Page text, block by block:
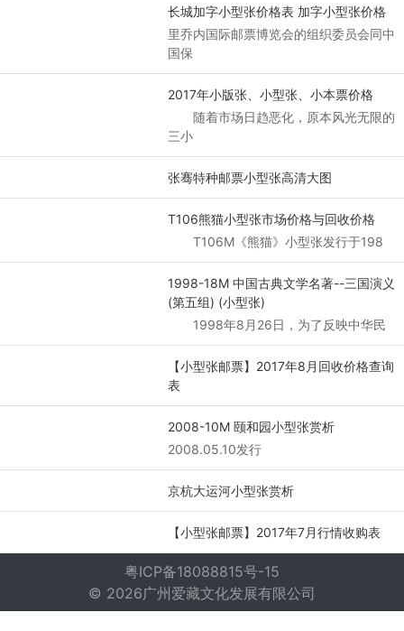
长城加字小型张价格表 加字小型张价格
里乔内国际邮票博览会的组织委员会同中
国保
2017年小版张、小型张、小本票价格
随着市场日趋恶化，原本风光无限的
三小
张骞特种邮票小型张高清大图
T106熊猫小型张市场价格与回收价格
T106M《熊猫》小型张发行于198
1998-18M 中国古典文学名著--三国演义
(第五组) (小型张)
1998年8月26日，为了反映中华民
【小型张邮票】2017年8月回收价格查询
表
2008-10M 颐和园小型张赏析
2008.05.10发行
京杭大运河小型张赏析
【小型张邮票】2017年7月行情收购表
粤ICP备18088815号-15
© 2026广州爱藏文化发展有限公司